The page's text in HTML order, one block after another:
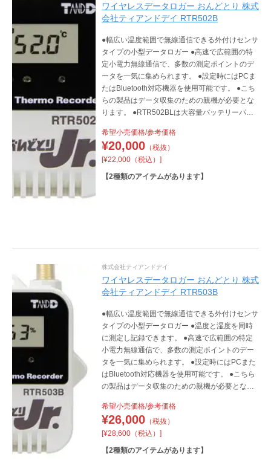
ワイヤレスデータロガー おんどとり 株式
会社ティアンドデイ RTR502B
●幅広い温度範囲で無線通信できる外付けセンサ
タイプの小型データロガー ●高速で広範囲の特
定小電力無線通信で、多数の測定ポイントのデ
ータを一気に集められます。 ●設定時にはPCま
たはBluetooth対応機器を使用可能です。 ●こち
らの製品はデータ収集のための親機が必要とな
ります。 ●RTR502BLは大容量バッテリーパッ
希望小売価格/参考価格
¥20,000（税抜）
[¥22,000（税込）]
【2種類のアイテムがあります】
株式会社ティアンドデイ
ワイヤレスデータロガー おんどとり 株式
会社ティアンドデイ RTR503B
●幅広い温度範囲で無線通信できる外付けセンサ
タイプの小型データロガー ●温度と湿度を同時
に測定し記録できます。 ●高速で広範囲の特定
小電力無線通信で、多数の測定ポイントのデー
タを一気に集められます。 ●設定時にはPCまた
はBluetooth対応機器を使用可能です。 ●こちら
の製品はデータ収集のための親機が必要となり
R503BLは大容量バッテリーパックを搭載した
長期計測対応モデルです。
希望小売価格/参考価格
¥26,000（税抜）
[¥28,600（税込）]
【2種類のアイテムがあります】